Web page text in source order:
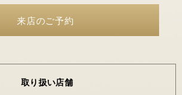
来店のご予約
取り扱い店舗